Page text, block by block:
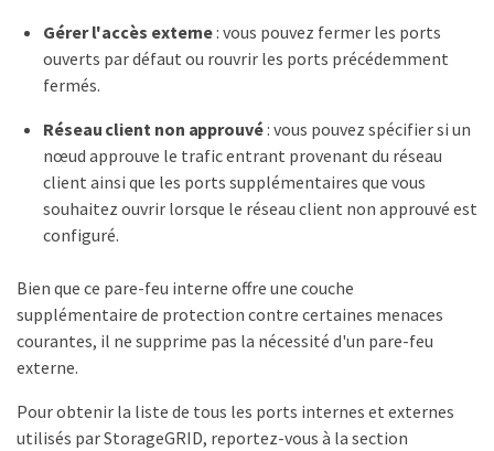
Gérer l'accès externe: vous pouvez fermer les ports
ouverts par défaut ou rouvrir les ports précédemment
fermés.
Réseau client non approuvé: vous pouvez spécifier si un
nœud approuve le trafic entrant provenant du réseau
client ainsi que les ports supplémentaires que vous
souhaitez ouvrir lorsque le réseau client non approuvé est
configuré.
Bien que ce pare-feu interne offre une couche
supplémentaire de protection contre certaines menaces
courantes, il ne supprime pas la nécessité d'un pare-feu
externe.
Pour obtenir la liste de tous les ports internes et externes
utilisés par StorageGRID, reportez-vous à la section